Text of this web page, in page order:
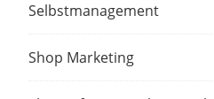
Selbstmanagement
Shop Marketing